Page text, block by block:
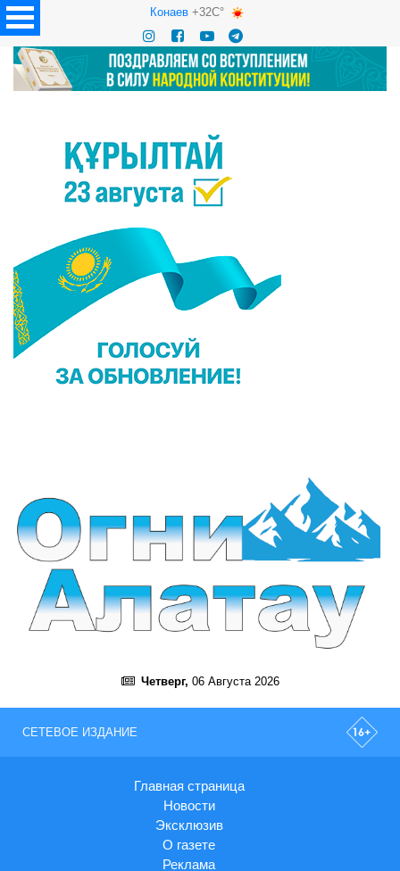
Конаев+32C°
Четверг, 06 Августа 2026
СЕТЕВОЕ ИЗДАНИЕ
Главная страница
Новости
Эксклюзив
О газете
Реклама